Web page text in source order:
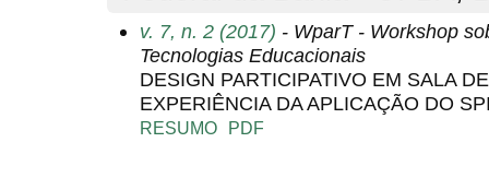
v. 7, n. 2 (2017) - WparT - Workshop
Tecnologias Educacionais
DESIGN PARTICIPATIVO EM SALA
EXPERIÊNCIA DA APLICAÇÃO DO
RESUMO PDF